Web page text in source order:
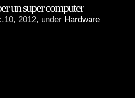
un super computer
2012, under Hardware